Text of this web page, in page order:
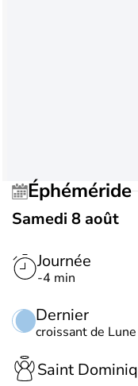
Éphéméride
Samedi 8 août
Journée
-4 min
Dernier
croissant de Lune
Saint